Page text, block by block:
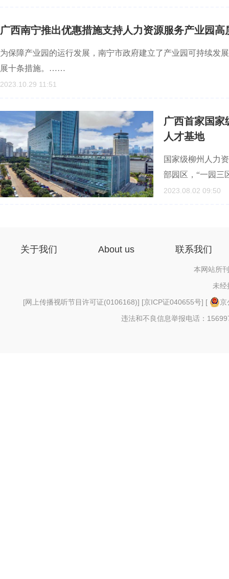
广西南宁推出优惠措施支持人力资源服务产业园高
为保障产业园的运行发展，南宁市政府建立了产业园可持续发
展十条措施。……
2023.10.29 11:51
广西首家国
人才基地
国家级柳州人力
部园区，“一园
2023.08.02 09:50
关于我们 About us 联系我们
本网站所
未经
[网上传播视听节目许可证(0106168)] [京ICP证040655号] [
京
违法和不良信息举报电话：